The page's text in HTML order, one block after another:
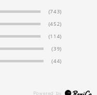
(743)
(452)
(114)
(39)
(44)